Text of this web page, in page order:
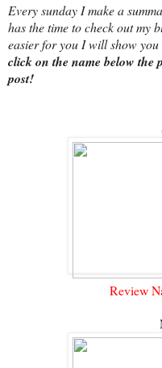
Every sunday I make a
has the time to check out my
easier for you I will show you
click on the name below
post!
Review